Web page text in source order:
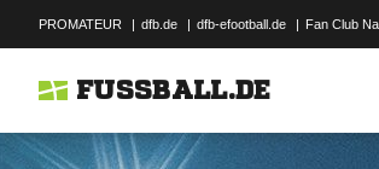
PROMATEUR | dfb.de | dfb-efootball.de | Fan Club
FUSSBALL.DE